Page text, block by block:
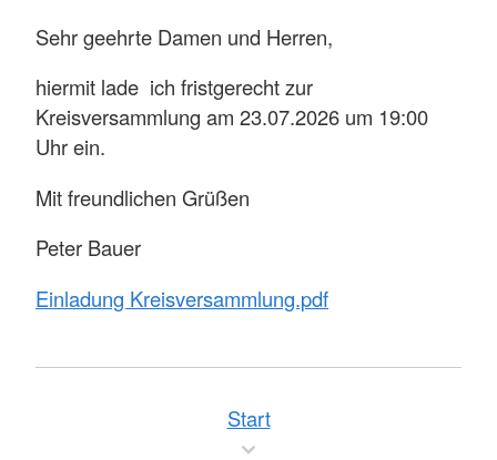
Sehr geehrte Damen und Herren,
hiermit lade ich fristgerecht zur
Kreisversammlung am 23.07.2026 um 19:00
Uhr ein.
Mit freundlichen Grüßen
Peter Bauer
Einladung Kreisversammlung.pdf
Start